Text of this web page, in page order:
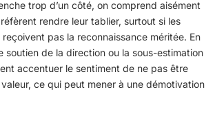
trop d’un côté, on comprend aisément
rendre leur tablier, surtout si les
pas la reconnaissance méritée. En
soutien de la direction ou la sous-estimation
accentuer le sentiment de ne pas être
ce qui peut mener à une démotivation